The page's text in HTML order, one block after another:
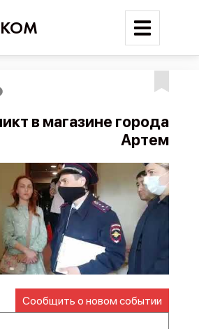
Новости
Карта событий
конфликты
Отчеты
публикацию
API
в магазине города
Артем
Сообщить о новом событии